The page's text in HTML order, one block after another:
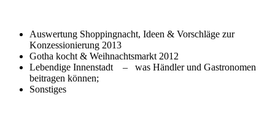
Auswertung Shoppingnacht, Ideen & Vorschläge zur
Konzessionierung 2013
Gotha kocht & Weihnachtsmarkt 2012
Lebendige Innenstadt – was Händler und Gastronomen
beitragen können;
Sonstiges